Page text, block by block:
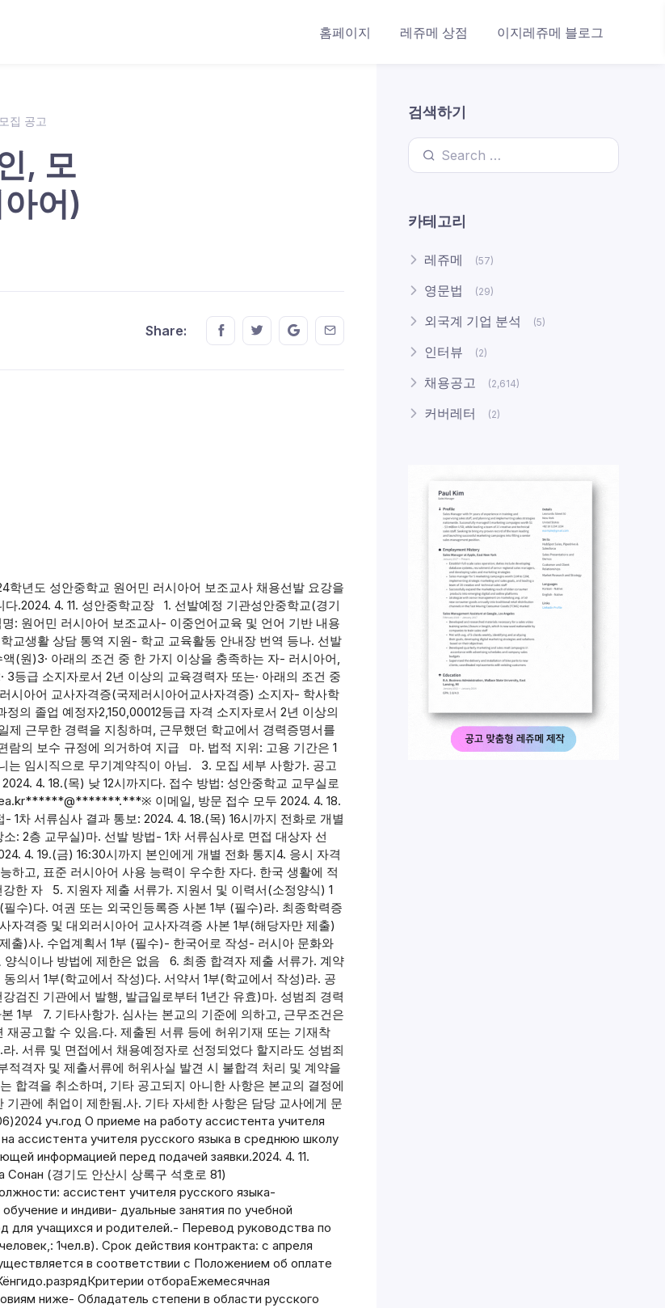
홈페이지 레쥬메 상점 이지레쥬메 블로그
집 공고
, 모
어)
Share: Share this on FaceBook
Share this on Twitter
Share this on GMail
Share this on EMail
년도 성안중학교 원어민 러시아어 보조교사 채용선발 요강을
.2024. 4. 11. 성안중학교장 1. 선발예정 기관성안중학교(경기
: 원어민 러시아어 보조교사- 이중언어교육 및 언어 기반 내용
교생활 상담 통역 지원- 학교 교육활동 안내장 번역 등나. 선발
(원)3· 아래의 조건 중 한 가지 이상을 충족하는 자- 러시아어,
등급 소지자로서 2년 이상의 교육경력자 또는· 아래의 조건 중
시아어 교사자격증(국제러시아어교사자격증) 소지자- 학사학
의 졸업 예정자2,150,00012등급 자격 소지자로서 2년 이상의
근무한 경력을 지칭하며, 근무했던 학교에서 경력증명서를
람의 보수 규정에 의거하여 지급 마. 법적 지위: 고용 기간은 1
는 임시직으로 무기계약직이 아님. 3. 모집 세부 사항가. 공고
4. 18.(목) 낮 12시까지다. 접수 방법: 성안중학교 교무실로
이메일, 방문 접수 모두 2024. 4. 18.
1차 서류심사 결과 통보: 2024. 4. 18.(목) 16시까지 전화로 개별
: 2층 교무실)마. 선발 방법- 1차 서류심사로 면접 대상자 선
4. 19.(금) 16:30시까지 본인에게 개별 전화 통지4. 응시 자격
하고, 표준 러시아어 사용 능력이 우수한 자다. 한국 생활에 적
한 자 5. 지원자 제출 서류가. 지원서 및 이력서(소정양식) 1
수)다. 여권 또는 외국인등록증 사본 1부 (필수)라. 최종학력증
자격증 및 대외러시아어 교사자격증 사본 1부(해당자만 제출)
출)사. 수업계획서 1부 (필수)- 한국어로 작성- 러시아 문화와
식이나 방법에 제한은 없음 6. 최종 합격자 제출 서류가. 계약
의서 1부(학교에서 작성)다. 서약서 1부(학교에서 작성)라. 공
검진 기관에서 발행, 발급일로부터 1년간 유효)마. 성범죄 경력
1부 7. 기타사항가. 심사는 본교의 기준에 의하고, 근무조건은
공고할 수 있음.다. 제출된 서류 등에 허위기재 또는 기재착
. 서류 및 면접에서 채용예정자로 선정되었다 할지라도 성범죄
격자 및 제출서류에 허위사실 발견 시 불합격 처리 및 계약을
합격을 취소하며, 기타 공고되지 아니한 사항은 본교의 결정에
관에 취업이 제한됨.사. 기타 자세한 사항은 담당 교사에게 문
уч.год О приеме на работу ассистента учителя
ассистента учителя русского языка в среднюю школу
информацией перед подачей заявки.2024. 4. 11.
(경기도 안산시 상록구 석호로 81)
ассистент учителя русского языка-
и индиви- дуальные занятия по учебной
для учащихся и родителей.- Перевод руководства по
1чел.в). Срок действия контракта: с апреля
в соответствии с Положением об оплате
отбораЕжемесячная
ниже- Обладатель степени в области русского
검색하기
Search for:
카테고리
레쥬메 (57)
영문법 (29)
외국계 기업 분석 (5)
인터뷰 (2)
채용공고 (2,614)
커버레터 (2)